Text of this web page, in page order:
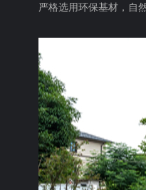
严格选用环保基材，自